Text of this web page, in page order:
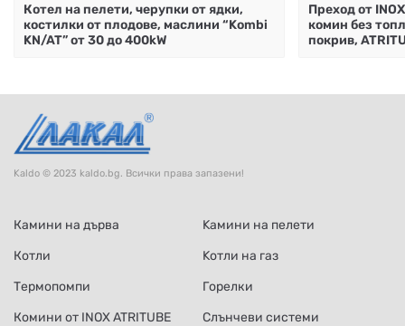
Котел на пелети, черупки от ядки,
костилки от плодове, маслини “Kombi
KN/AT” от 30 до 400kW
Преход от
комин без
покрив,
Kaldo © 2023 kaldo.bg. Всички права запазени!
Камини на дърва
Kамини на пелети
Котли
Kотли на газ
Термопомпи
Горелки
Комини от INOX ATRITUBE
Слънчеви системи